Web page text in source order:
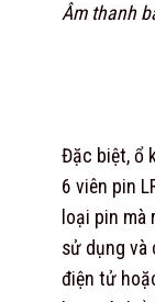
Âm thanh
Đặc biệt, ổ
6 viên pin
loại pin
sử dụng và
điện tử